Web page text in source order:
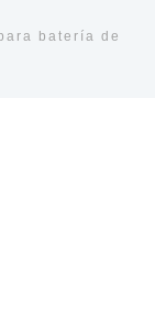
batería de